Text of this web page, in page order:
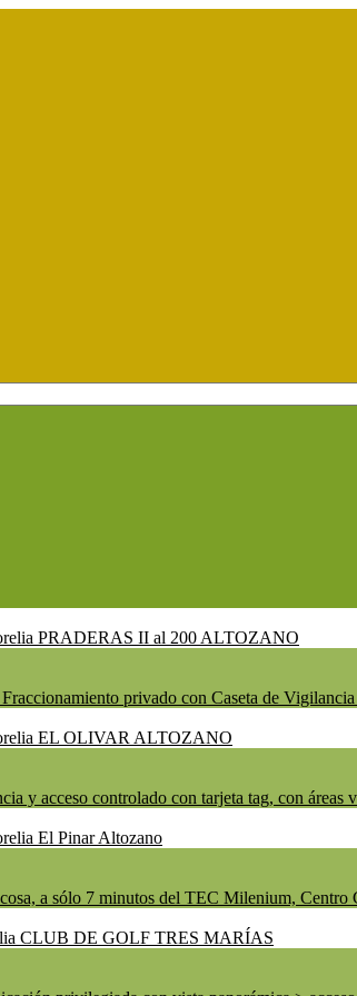
privado con Caseta de
y acceso controlado con tarjeta tag, con áreas
a sólo 7 minutos del TEC Milenium,